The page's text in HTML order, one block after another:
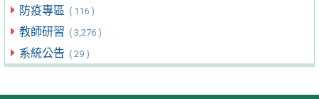
防疫專區 ( 116 )
教師研習 ( 3,276 )
系統公告 ( 29 )